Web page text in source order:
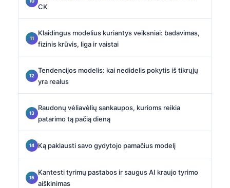
CK
Klaidingus modelius kuriantys veiksniai: badavimas,
fizinis krūvis, liga ir vaistai
Tendencijos modelis: kai nedidelis pokytis iš tikrųjų
yra realus
Raudonų vėliavėlių sankaupos, kurioms reikia
patarimo tą pačią dieną
Ką paklausti savo gydytojo pamačius modelį
Kantesti tyrimų pastabos ir saugus AI kraujo tyrimo
aiškinimas